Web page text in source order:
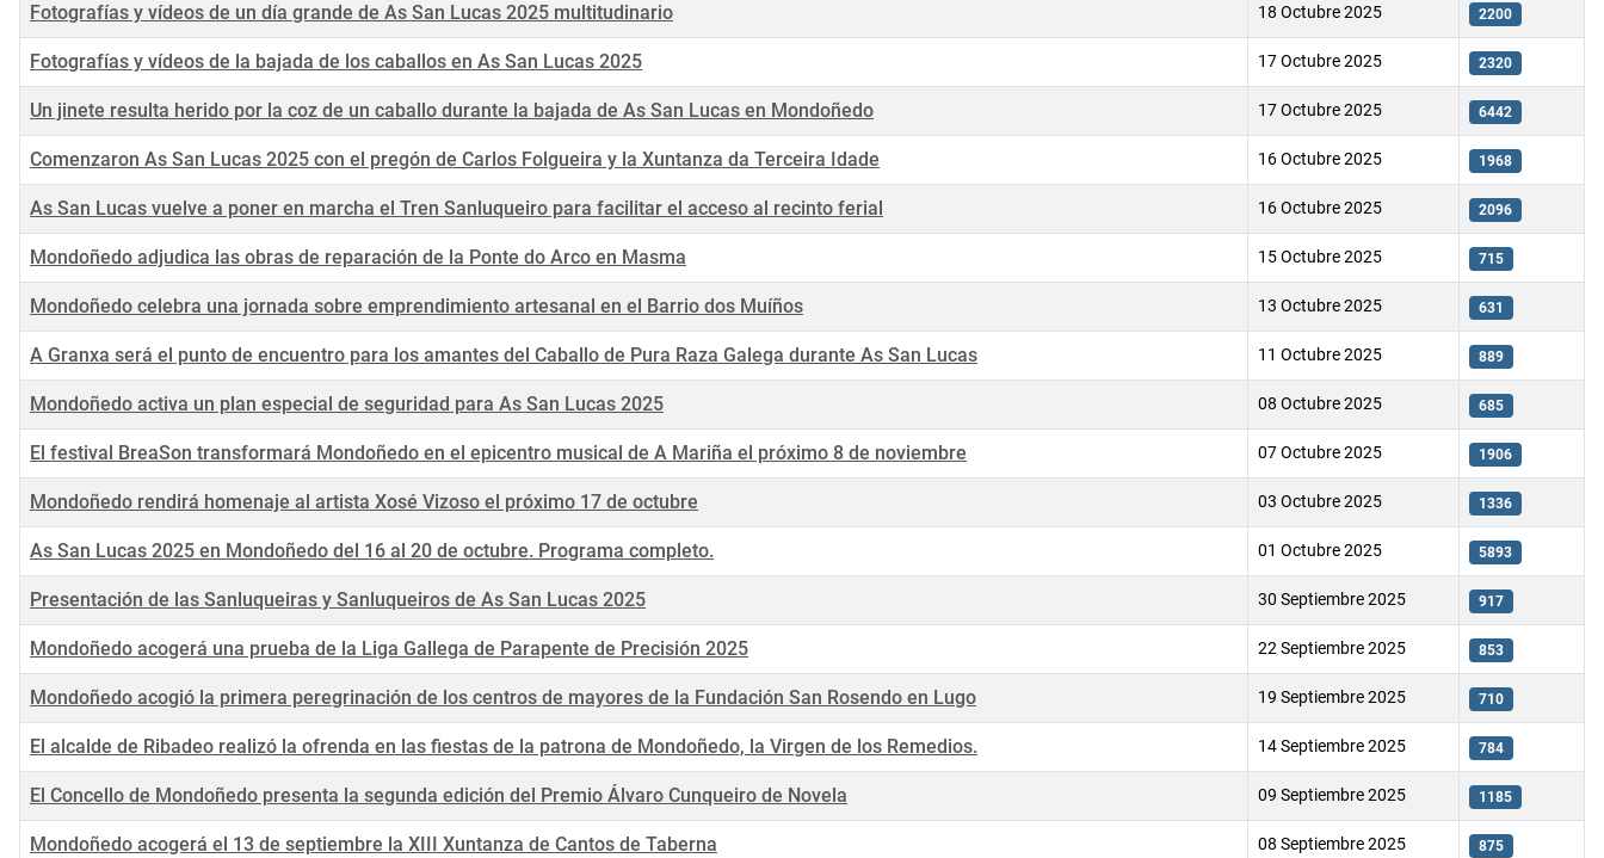
Fotografías y vídeos de un día grande de As San Lucas 2025 multitudinario 18 Octubre 2025 2200
Fotografías y vídeos de la bajada de los caballos en As San Lucas 2025 17 Octubre 2025 2320
Un jinete resulta herido por la coz de un caballo durante la bajada de As San Lucas en Mondoñedo 17 Octubre 2025 6442
Comenzaron As San Lucas 2025 con el pregón de Carlos Folgueira y la Xuntanza da Terceira Idade 16 Octubre 2025 1968
As San Lucas vuelve a poner en marcha el Tren Sanluqueiro para facilitar el acceso al recinto ferial 16 Octubre 2025 2096
Mondoñedo adjudica las obras de reparación de la Ponte do Arco en Masma 15 Octubre 2025 715
Mondoñedo celebra una jornada sobre emprendimiento artesanal en el Barrio dos Muíños 13 Octubre 2025 631
A Granxa será el punto de encuentro para los amantes del Caballo de Pura Raza Galega durante As San Lucas 11 Octubre 2025 889
Mondoñedo activa un plan especial de seguridad para As San Lucas 2025 08 Octubre 2025 685
El festival BreaSon transformará Mondoñedo en el epicentro musical de A Mariña el próximo 8 de noviembre 07 Octubre 2025 1906
Mondoñedo rendirá homenaje al artista Xosé Vizoso el próximo 17 de octubre 03 Octubre 2025 1336
As San Lucas 2025 en Mondoñedo del 16 al 20 de octubre. Programa completo. 01 Octubre 2025 5893
Presentación de las Sanluqueiras y Sanluqueiros de As San Lucas 2025 30 Septiembre 2025 917
Mondoñedo acogerá una prueba de la Liga Gallega de Parapente de Precisión 2025 22 Septiembre 2025 853
Mondoñedo acogió la primera peregrinación de los centros de mayores de la Fundación San Rosendo en Lugo 19 Septiembre 2025 710
El alcalde de Ribadeo realizó la ofrenda en las fiestas de la patrona de Mondoñedo, la Virgen de los Remedios. 14 Septiembre 2025 784
El Concello de Mondoñedo presenta la segunda edición del Premio Álvaro Cunqueiro de Novela 09 Septiembre 2025 1185
Mondoñedo acogerá el 13 de septiembre la XIII Xuntanza de Cantos de Taberna 08 Septiembre 2025 875